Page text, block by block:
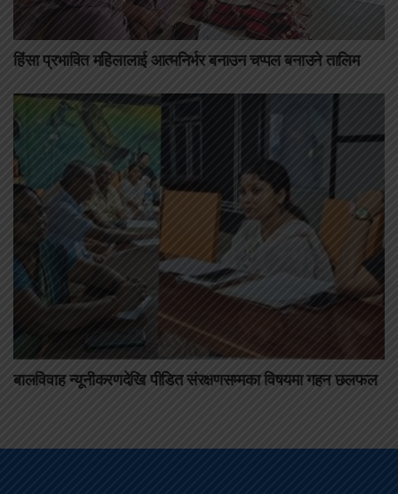
हिंसा प्रभावित महिलालाई आत्मनिर्भर बनाउन चप्पल बनाउने तालिम
बालविवाह न्यूनीकरणदेखि पीडित संरक्षणसम्मका विषयमा गहन छलफल